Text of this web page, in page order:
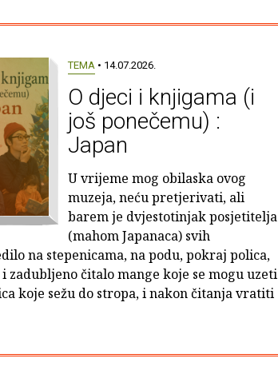
TEMA • 14.07.2026.
O djeci i knjigama (i
još ponečemu) :
Japan
U vrijeme mog obilaska ovog
muzeja, neću pretjerivati, ali
barem je dvjestotinjak posjetitelja
(mahom Japanaca) svih
na stepenicama, na podu, pokraj polica,
zadubljeno čitalo mange koje se mogu uzeti
koje sežu do stropa, i nakon čitanja vratiti